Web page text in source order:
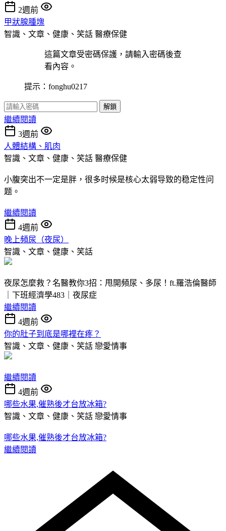
2週前
甲狀腺腫塊
智識、文章、健康、笑話 醫療保健
這篇文章受密碼保護，請輸入密碼後查
看內容。
提示：fonghu0217
解鎖
繼續閱讀
3週前
人體結構、肌肉
智識、文章、健康、笑話 醫療保健
小腹突出不一定是胖，很多时候是核心太弱导致的稳定性问
题。
繼續閱讀
4週前
晚上頻尿（夜尿）
智識、文章、健康、笑話
夜尿怎麼救？名醫教你3招：甩開頻尿、多尿！ft.羅浩倫醫師
｜下班經濟學483｜夜尿症
繼續閱讀
4週前
你的肚子到底是哪裡在疼？
智識、文章、健康、笑話 戀愛情事
繼續閱讀
4週前
哪些水果,催熟後才台放冰箱?
智識、文章、健康、笑話 戀愛情事
哪些水果,催熟後才台放冰箱?
繼續閱讀